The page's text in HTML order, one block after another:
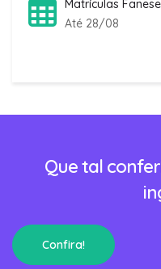
Matrículas
Até 28/08
Que tal
Confira!